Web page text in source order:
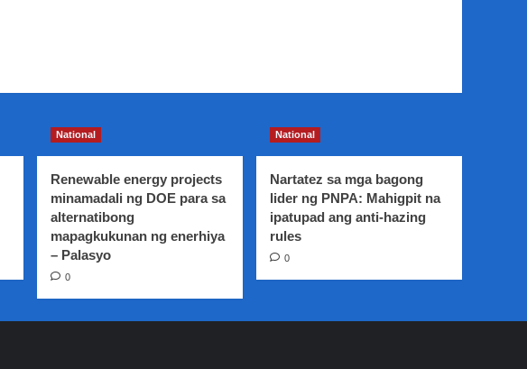
National
Renewable energy projects
minamadali ng DOE para sa
alternatibong
mapagkukunan ng enerhiya
– Palasyo
0
National
Nartatez sa mga bagong
lider ng PNPA: Mahigpit na
ipatupad ang anti-hazing
rules
0